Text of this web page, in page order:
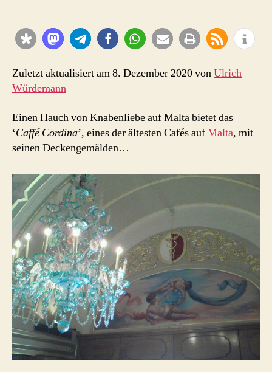
europäisch
Zuletzt aktualisiert am 8. Dezember 2020 vonUlrich
Würdemann
Einen Hauch von Knabenliebe auf Malta bietet das
‘Caffé Cordina’, eines der ältesten Cafés aufMalta, mit
seinen Deckengemälden…